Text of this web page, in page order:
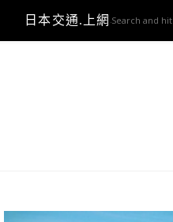
日本交通.上網與3C開箱